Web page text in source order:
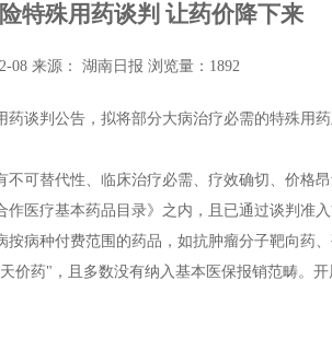
特殊用药谈判 让药价降下来
08 来源： 湖南日报 浏览量：1892
谈判公告，拟将部分大病治疗必需的特殊用
可替代性、临床治疗必需、疗效确切、价格
医疗基本药品目录》之内，且已通过谈判准
病种付费范围的药品，如抗肿瘤分子靶向药、
价药"，且多数没有纳入基本医保报销范畴。